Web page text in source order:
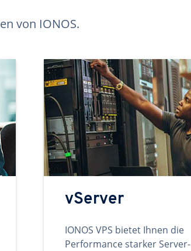
von IONOS.
vServer
IONOS VPS bietet Ihnen die
Performance starker Server-